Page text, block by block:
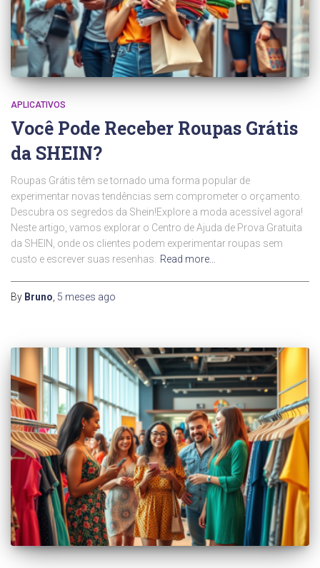
APLICATIVOS
Você Pode Receber Roupas Grátis
da SHEIN?
Roupas Grátis têm se tornado uma forma popular de
experimentar novas tendências sem comprometer o orçamento.
Descubra os segredos da Shein!Explore a moda acessível agora!
Neste artigo, vamos explorar o Centro de Ajuda de Prova Gratuita
da SHEIN, onde os clientes podem experimentar roupas sem
custo e escrever suas resenhas.
Read more…
By Bruno 5 meses ago